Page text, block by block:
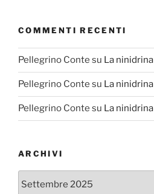
COMMENTI RECENTI
Pellegrino Conte su La ninidrina
Pellegrino Conte su La ninidrina
Pellegrino Conte su La ninidrina
ARCHIVI